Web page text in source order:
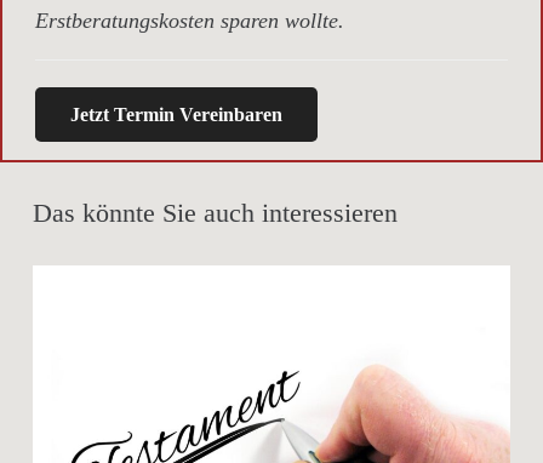
Erstberatungskosten sparen wollte.
Jetzt Termin Vereinbaren
Das könnte Sie auch interessieren